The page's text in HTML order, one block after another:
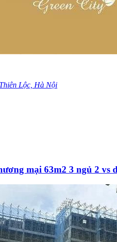
Lộc, Hà Nội
mại 63m2 3 ngủ 2